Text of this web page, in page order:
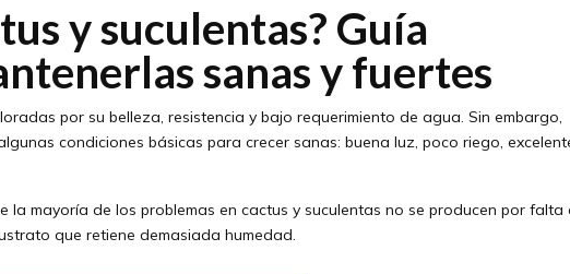
y suculentas? Guía
sanas y fuertes
por su belleza, resistencia y bajo requerimiento de agua. Sin embargo,
condiciones básicas para crecer sanas: buena luz, poco riego,
la mayoría de los problemas en cactus y suculentas no se producen por falta
que retiene demasiada humedad.